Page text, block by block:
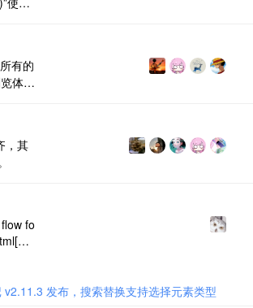
辑工
有的
体验
事
笔记
事本
，其
fo
v2.11.3 发布，搜索替换支持选择元素类型